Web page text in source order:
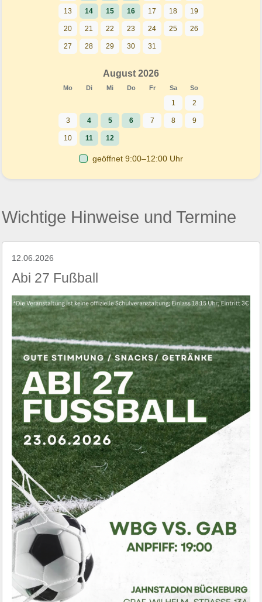
13 14 15 16 17 18 19
20 21 22 23 24 25 26
27 28 29 30 31
August 2026
Mo Di Mi Do Fr Sa So
1 2
3 4 5 6 7 8 9
10 11 12
geöffnet 9:00–12:00 Uhr
Wichtige Hinweise und Termine
12.06.2026
Abi 27 Fußball